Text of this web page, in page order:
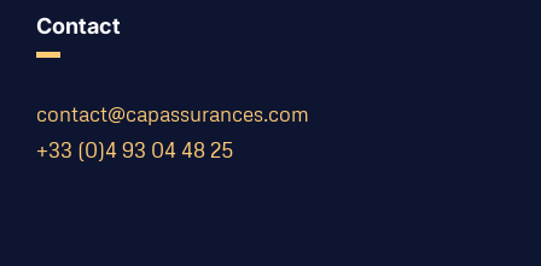
Contact
contact@capassurances.com
+33 (0)4 93 04 48 25